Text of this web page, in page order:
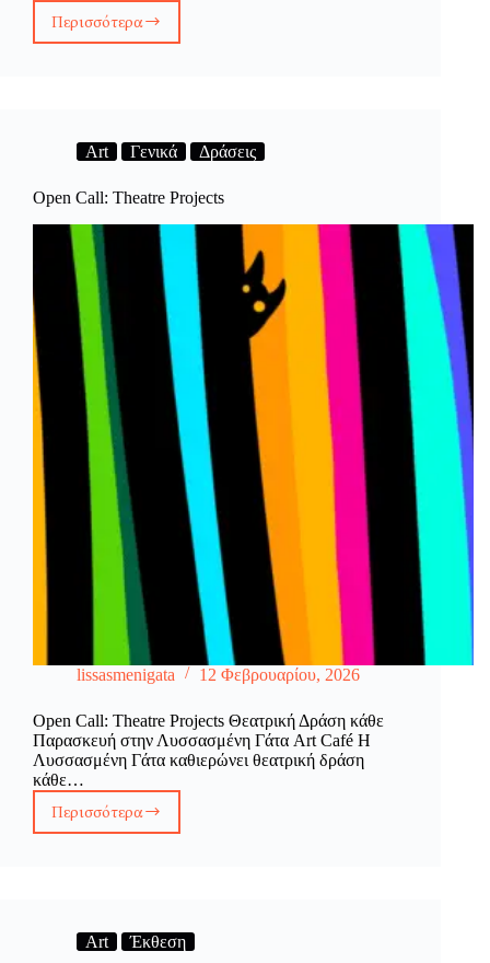
Περισσότερα
Show
Your
Art Γενικά Δράσεις
Open Call: Theatre Projects
lissasmenigata 12 Φεβρουαρίου, 2026
Open Call: Theatre Projects Θεατρική Δράση κάθε
Παρασκευή στην Λυσσασμένη Γάτα Art Café Η
Λυσσασμένη Γάτα καθιερώνει θεατρική δράση
κάθε…
Περισσότερα
Open
Call:
Art Έκθεση